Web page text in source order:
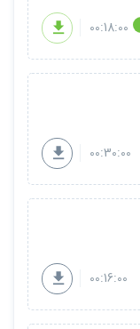
00:18:00
00:30:00
00:16:00